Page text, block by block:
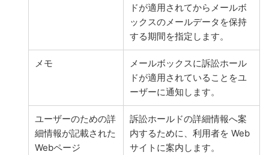
ドが適用されてからメールボ
ックスのメールデータを保持
する期間を指定します。
メモ
メールボックスに訴訟ホール
ドが適用されていることをユ
ーザーに通知します。
ユーザーのための詳
細情報が記載された
Webページ
訴訟ホールドの詳細情報へ案
内するために、利用者を Web
サイトに案内します。